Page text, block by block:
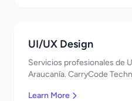
UI/UX Design
Servicios profesionales de
Araucanía. CarryCode
Learn More